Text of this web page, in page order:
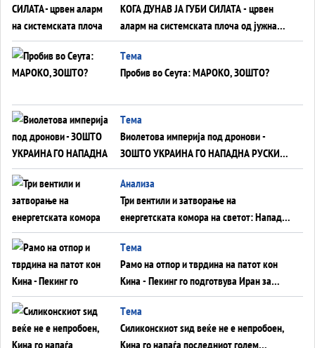
КОГА ДУНАВ ЈА ГУБИ СИЛАТА - црвен
аларм на системската плоча од јужна
Германија до Црното Море...
Tема
Пробив во Сеута: МАРОКО, ЗОШТО?
Tема
Виолетова империја под дронови -
ЗОШТО УКРАИНА ГО НАПАДНА РУСКИОТ
WILDBERRIES
Aнализа
Три вентили и затворање на
енергетската комора на светот: Нападот
во Суец најавува глобален енергетски
инфаркт?
Tема
Рамо на отпор и тврдина на патот кон
Кина - Пекинг го подготвува Иран за
американска копнена инвазија
Tема
Силиконскиот ѕид веќе не е непробоен,
Кина го напаѓа последниот голем